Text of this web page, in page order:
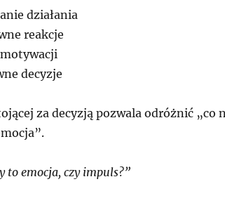
działania
reakcje
decyzje
za decyzją pozwala odróżnić „co
to emocja, czy impuls?”